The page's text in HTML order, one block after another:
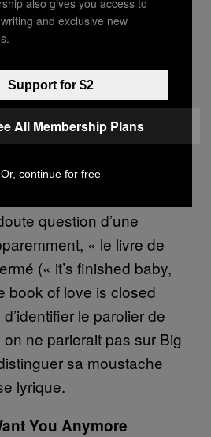
que les lascars
bals de promo, au
principal problème de ce
le chant est assuré par
dans les octaves
la première piste, façon
d’un arbre et que les
à déloger. Le second,
pas bien à distinguer le
question d’une
«​ le livre de
(«​ it’s finished baby,
book of love is closed
le parolier de
ne parierait pas sur Big
sa moustache
lyrique.
You Anymore
and exclusive new
Support for $2
All Membership Plans
Or, continue for free